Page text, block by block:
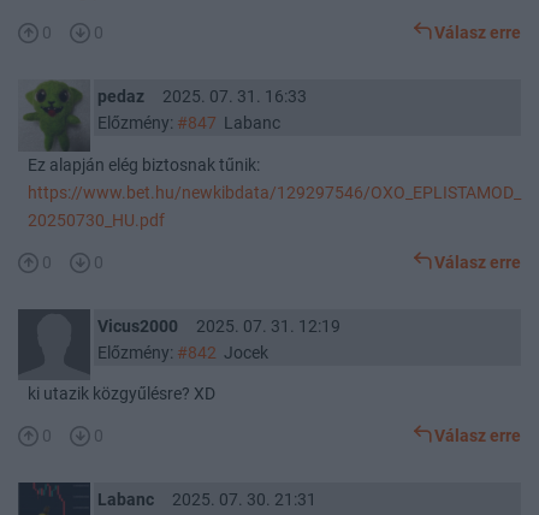
0 0 Válasz erre
pedaz
2025. 07. 31. 16:33
Előzmény: #847 Labanc
Ez alapján elég biztosnak tűnik:
https://www.bet.hu/newkibdata/129297546/OXO_EPLISTAMOD_
20250730_HU.pdf
0 0 Válasz erre
Vicus2000
2025. 07. 31. 12:19
Előzmény: #842 Jocek
ki utazik közgyűlésre? XD
0 0 Válasz erre
Labanc
2025. 07. 30. 21:31